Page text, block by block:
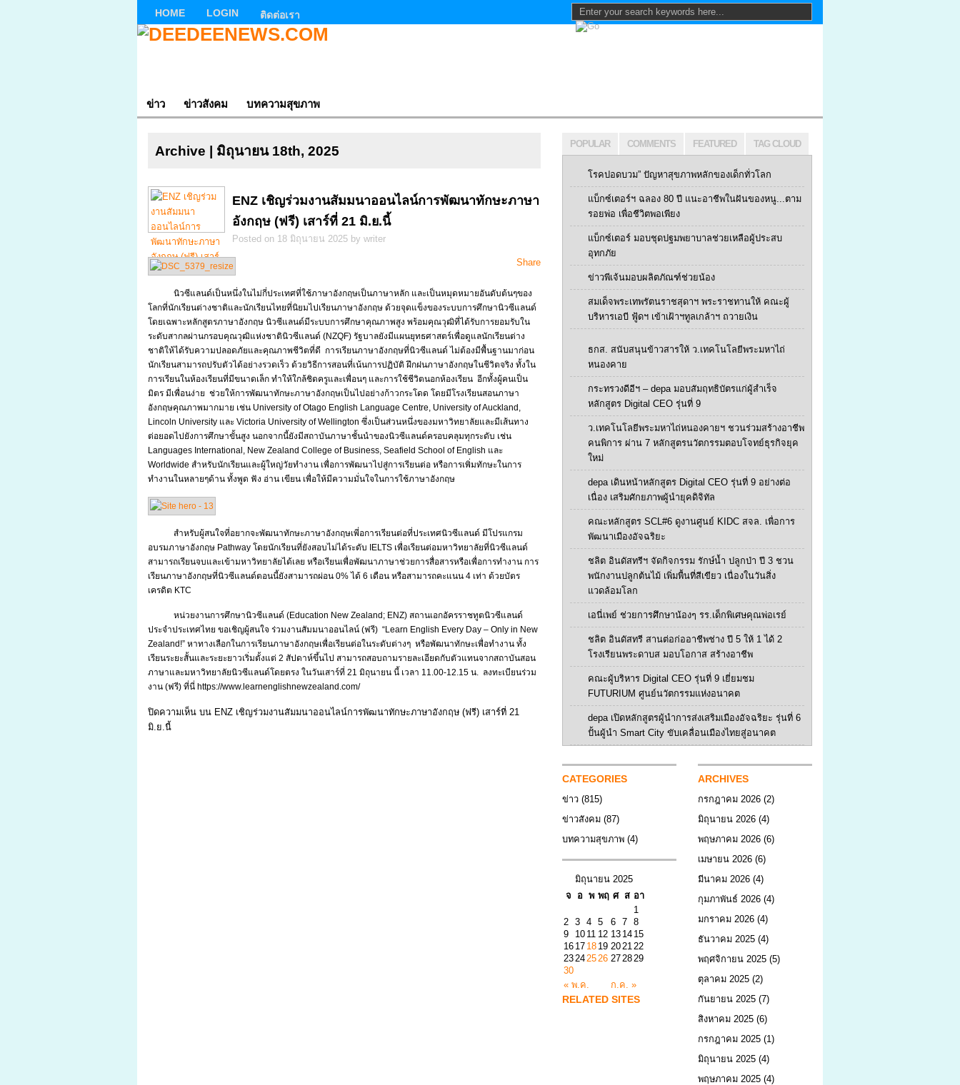
HOME LOGIN ติดต่อเรา
ข่าว ข่าวสังคม บทความสุขภาพ
Archive | มิถุนายน 18th, 2025
ENZ เชิญร่วมงานสัมมนาออนไลน์การพัฒนาทักษะภาษา
อังกฤษ (ฟรี) เสาร์ที่ 21 มิ.ย.นี้
Posted on 18 มิถุนายน 2025 by writer
Share
นิวซีแลนด์เป็นหนึ่งในไม่กี่ประเทศที่ใช้ภาษาอังกฤษเป็นภาษาหลัก และเป็นหมุดหมายอันดับต้นๆของ
โลกที่นักเรียนต่างชาติและนักเรียนไทยที่นิยมไปเรียนภาษาอังกฤษ ด้วยจุดแข็งของระบบการศึกษานิวซีแลนด์
โดยเฉพาะหลักสูตรภาษาอังกฤษ นิวซีแลนด์มีระบบการศึกษาคุณภาพสูง พร้อมคุณวุฒิที่ได้รับการยอมรับใน
ระดับสากลผ่านกรอบคุณวุฒิแห่งชาตินิวซีแลนด์ (NZQF) รัฐบาลยังมีแผนยุทธศาสตร์เพื่อดูแลนักเรียนต่าง
ชาติให้ได้รับความปลอดภัยและคุณภาพชีวิตที่ดี การเรียนภาษาอังกฤษที่นิวซีแลนด์ ไม่ต้องมีพื้นฐานมาก่อน
นักเรียนสามารถปรับตัวได้อย่างรวดเร็ว ด้วยวิธีการสอนที่เน้นการปฏิบัติ ฝึกฝนภาษาอังกฤษในชีวิตจริง ทั้งใน
การเรียนในห้องเรียนที่มีขนาดเล็ก ทำให้ใกล้ชิดครูและเพื่อนๆ และการใช้ชีวิตนอกห้องเรียน อีกทั้งผู้คนเป็น
มิตร มีเพื่อนง่าย ช่วยให้การพัฒนาทักษะภาษาอังกฤษเป็นไปอย่างก้าวกระโดด โดยมีโรงเรียนสอนภาษา
อังกฤษคุณภาพมากมาย เช่น University of Otago English Language Centre, University of Auckland,
Lincoln University และ Victoria University of Wellington ซึ่งเป็นส่วนหนึ่งของมหาวิทยาลัยและมีเส้นทาง
ต่อยอดไปยังการศึกษาขั้นสูง นอกจากนี้ยังมีสถาบันภาษาชั้นนำของนิวซีแลนด์ครอบคลุมทุกระดับ เช่น
Languages International, New Zealand College of Business, Seafield School of English และ
Worldwide สำหรับนักเรียนและผู้ใหญ่วัยทำงาน เพื่อการพัฒนาไปสู่การเรียนต่อ หรือการเพิ่มทักษะในการ
ทำงานในหลายๆด้าน ทั้งพูด ฟัง อ่าน เขียน เพื่อให้มีความมั่นใจในการใช้ภาษาอังกฤษ
สำหรับผู้สนใจที่อยากจะพัฒนาทักษะภาษาอังกฤษเพี่อการเรียนต่อที่ประเทศนิวซีแลนด์ มีโปรแกรม
อบรมภาษาอังกฤษ Pathway โดยนักเรียนที่ยังสอบไม่ได้ระดับ IELTS เพื่อเรียนต่อมหาวิทยาลัยที่นิวซีแลนด์
สามารถเรียนจบและเข้ามหาวิทยาลัยได้เลย หรือเรียนเพื่อพัฒนาภาษาช่วยการสื่อสารหรือเพื่อการทำงาน การ
เรียนภาษาอังกฤษที่นิวซีแลนด์ตอนนี้ยังสามารถผ่อน 0% ได้ 6 เดือน หรือสามารถคะแนน 4 เท่า ด้วยบัตร
เครดิต KTC
หน่วยงานการศึกษานิวซีแลนด์ (Education New Zealand; ENZ) สถานเอกอัครราชทูตนิวซีแลนด์
ประจำประเทศไทย ขอเชิญผู้สนใจ ร่วมงานสัมมนาออนไลน์ (ฟรี) “Learn English Every Day – Only in New
Zealand!” หาทางเลือกในการเรียนภาษาอังกฤษเพื่อเรียนต่อในระดับต่างๆ หรือพัฒนาทักษะเพื่อทำงาน ทั้ง
เรียนระยะสั้นและระยะยาวเริ่มตั้งแต่ 2 สัปดาห์ขึ้นไป สามารถสอบถามรายละเอียดกับตัวแทนจากสถาบันสอน
ภาษาและมหาวิทยาลัยนิวซีแลนด์โดยตรง ในวันเสาร์ที่ 21 มิถุนายน นี้ เวลา 11.00-12.15 น. ลงทะเบียนร่วม
งาน (ฟรี) ที่นี่ https://www.learnenglishnewzealand.com/
ปิดความเห็น บน ENZ เชิญร่วมงานสัมมนาออนไลน์การพัฒนาทักษะภาษาอังกฤษ (ฟรี) เสาร์ที่ 21
มิ.ย.นี้
POPULAR COMMENTS FEATURED TAG CLOUD
โรคปอดบวม” ปัญหาสุขภาพหลักของเด็กทั่วโลก
แบ็กซ์เตอร์ฯ ฉลอง 80 ปี แนะอาชีพในฝันของหนู...ตาม
รอยพ่อ เพื่อชีวิตพอเพียง
แบ็กซ์เตอร์ มอบชุดปฐมพยาบาลช่วยเหลือผู้ประสบ
อุทกภัย
ข่าวพีเจ้นมอบผลิตภัณฑ์ช่วยน้อง
สมเด็จพระเทพรัตนราชสุดาฯ พระราชทานให้ คณะผู้
บริหารเอบี ฟู้ดฯ เข้าเฝ้าฯทูลเกล้าฯ ถวายเงิน
ธกส. สนับสนุนข้าวสารให้ ว.เทคโนโลยีพระมหาไถ่
หนองคาย
กระทรวงดีอีฯ – depa มอบสัมฤทธิบัตรแก่ผู้สำเร็จ
หลักสูตร Digital CEO รุ่นที่ 9
ว.เทคโนโลยีพระมหาไถ่หนองคายฯ ชวนร่วมสร้างอาชีพ
คนพิการ ผ่าน 7 หลักสูตรนวัตกรรมตอบโจทย์ธุรกิจยุค
ใหม่
depa เดินหน้าหลักสูตร Digital CEO รุ่นที่ 9 อย่างต่อ
เนื่อง เสริมศักยภาพผู้นำยุคดิจิทัล
คณะหลักสูตร SCL#6 ดูงานศูนย์ KIDC สจล. เพื่อการ
พัฒนาเมืองอัจฉริยะ
ชลิต อินดัสทรีฯ จัดกิจกรรม รักษ์น้ำ ปลูกป่า ปี 3 ชวน
พนักงานปลูกต้นไม้ เพิ่มพื้นที่สีเขียว เนื่องในวันสิ่ง
แวดล้อมโลก
เอนี่เพย์ ช่วยการศึกษาน้องๆ รร.เด็กพิเศษคุณพ่อเรย์
ชลิต อินดัสทรี สานต่อก่ออาชีพช่าง ปี 5 ให้ 1 ได้ 2
โรงเรียนพระดาบส มอบโอกาส สร้างอาชีพ
คณะผู้บริหาร Digital CEO รุ่นที่ 9 เยี่ยมชม
FUTURIUM ศูนย์นวัตกรรมแห่งอนาคต
depa เปิดหลักสูตรผู้นำการส่งเสริมเมืองอัจฉริยะ รุ่นที่ 6
ปั้นผู้นำ Smart City ขับเคลื่อนเมืองไทยสู่อนาคต
CATEGORIES
ข่าว (815)
ข่าวสังคม (87)
บทความสุขภาพ (4)
มิถุนายน 2025
จ
อ พ พฤ ศ ส อา
« พ.ค. ก.ค. »
1
2 3 4 5 6 7 8
9
10 11 12 13 14 15
16 17 18 19 202122
23242526 272829
30
RELATED SITES
ARCHIVES
กรกฎาคม 2026 (2)
มิถุนายน 2026 (4)
พฤษภาคม 2026 (6)
เมษายน 2026 (6)
มีนาคม 2026 (4)
กุมภาพันธ์ 2026 (4)
มกราคม 2026 (4)
ธันวาคม 2025 (4)
พฤศจิกายน 2025 (5)
ตุลาคม 2025 (2)
กันยายน 2025 (7)
สิงหาคม 2025 (6)
กรกฎาคม 2025 (1)
มิถุนายน 2025 (4)
พฤษภาคม 2025 (4)